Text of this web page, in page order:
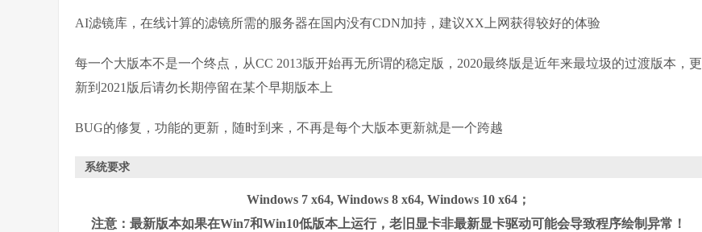
AI滤镜库，在线计算的滤镜所需的服务器在国内没有CDN加持，建议XX上网获得较好的体验
每一个大版本不是一个终点，从CC 2013版开始再无所谓的稳定版，2020最终版是近年来最垃圾的过渡版本，更
新到2021版后请勿长期停留在某个早期版本上
BUG的修复，功能的更新，随时到来，不再是每个大版本更新就是一个跨越
系统要求
Windows 7 x64, Windows 8 x64, Windows 10 x64；
注意：最新版本如果在Win7和Win10低版本上运行，老旧显卡非最新显卡驱动可能会导致程序绘制异常！